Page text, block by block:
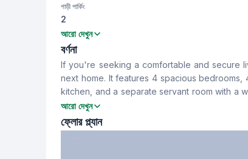
গাড়ী পার্কিং
2
বেডরুম
4
খাবার রুম
Yes Tiled
স্টাফ টয়লেট
Yes
আরো দেখুন
বর্ণনা
If you're seeking a comfortable and secure
next home. It features 4 spacious
kitchen, and a separate servant room with a
modern building facilities.
আরো দেখুন
ফ্লোর প্ল্যান